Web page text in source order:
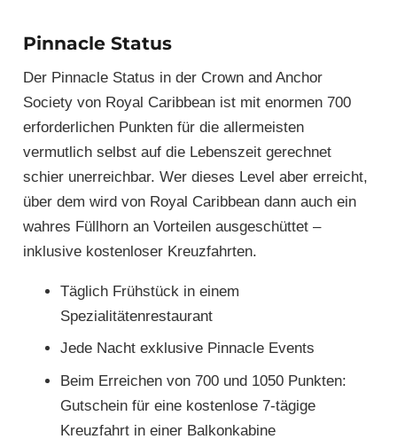
Pinnacle Status
Der Pinnacle Status in der Crown and Anchor
Society von Royal Caribbean ist mit enormen 700
erforderlichen Punkten für die allermeisten
vermutlich selbst auf die Lebenszeit gerechnet
schier unerreichbar. Wer dieses Level aber erreicht,
über dem wird von Royal Caribbean dann auch ein
wahres Füllhorn an Vorteilen ausgeschüttet –
inklusive kostenloser Kreuzfahrten.
Täglich Frühstück in einem
Spezialitätenrestaurant
Jede Nacht exklusive Pinnacle Events
Beim Erreichen von 700 und 1050 Punkten:
Gutschein für eine kostenlose 7-tägige
Kreuzfahrt in einer Balkonkabine